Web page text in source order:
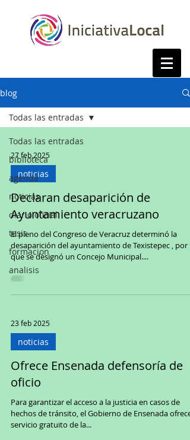
blog
Todas las entradas
biblioteca
agenda
noticias
diario oficial
tesis
formacion
analisis
Todas las entradas
27 feb 2025
noticias
Declaran desaparición de
Ayuntamiento veracruzano
El pleno del Congreso de Veracruz determinó la
desaparición del ayuntamiento de Texistepec , por lo
que se designó un Concejo Municipal....
23 feb 2025
noticias
Ofrece Ensenada defensoría de
oficio
Para garantizar el acceso a la justicia en casos de
hechos de tránsito, el Gobierno de Ensenada ofrece
servicio gratuito de la...